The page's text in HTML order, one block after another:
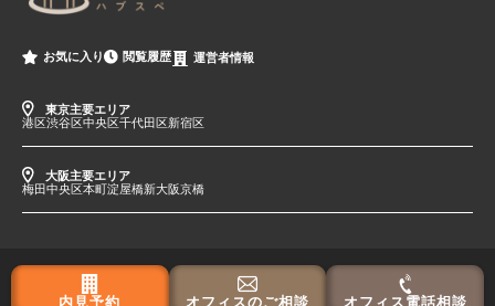
内見予約 オフィスのご相談 オフィス電話相談
お気に入り 閲覧履歴 運営者情報
東京主要エリア
港区渋谷区中央区千代田区新宿区
大阪主要エリア
梅田中央区本町淀屋橋新大阪京橋